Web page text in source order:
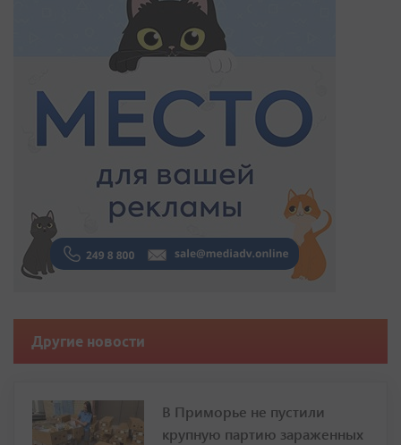
Другие новости
В Приморье не пустили
крупную партию зараженных